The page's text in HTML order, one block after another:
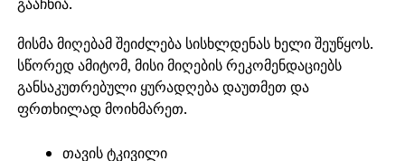
გააჩნია.
მისმა მიღებამ შეიძლება სისხლდენას ხელი შეუწყოს.
სწორედ ამიტომ, მისი მიღების რეკომენდაციებს
განსაკუთრებული ყურადღება დაუთმეთ და
ფრთხილად მოიხმარეთ.
თავის ტკივილი